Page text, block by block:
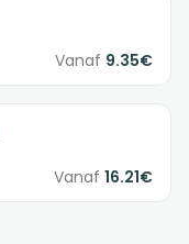
Vanaf 9.35€
Vanaf 16.21€